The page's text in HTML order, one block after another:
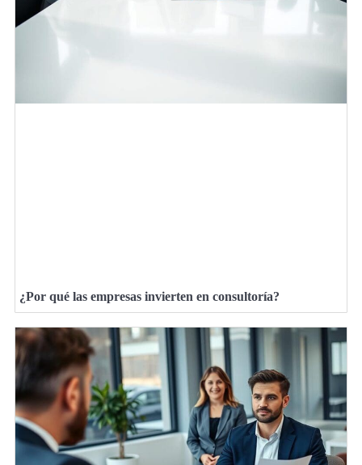
¿Por qué las empresas invierten en consultoría?